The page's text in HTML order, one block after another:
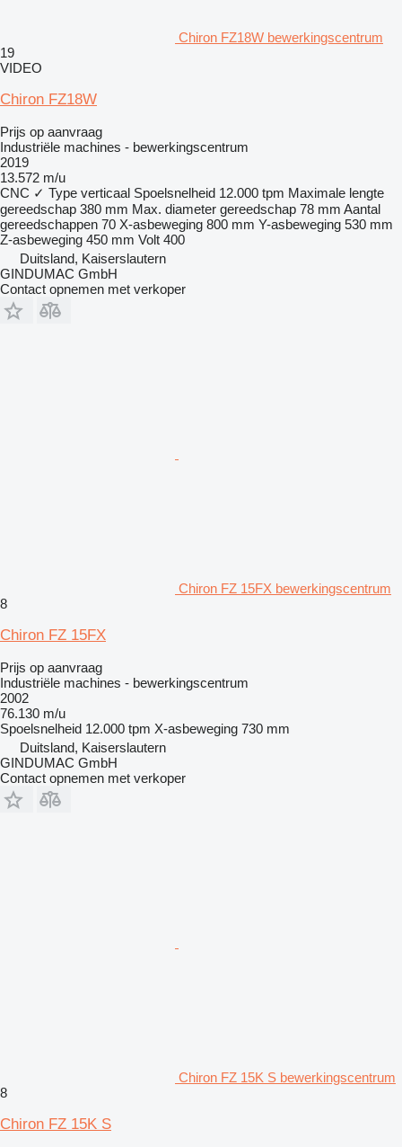
Chiron FZ18W bewerkingscentrum
19
VIDEO
Chiron FZ18W
Prijs op aanvraag
Industriële machines - bewerkingscentrum
2019
13.572 m/u
CNC ✓ Type verticaal Spoelsnelheid 12.000 tpm Maximale lengte
gereedschap 380 mm Max. diameter gereedschap 78 mm Aantal
gereedschappen 70 X-asbeweging 800 mm Y-asbeweging 530 mm
Z-asbeweging 450 mm Volt 400
Duitsland, Kaiserslautern
GINDUMAC GmbH
Contact opnemen met verkoper
Chiron FZ 15FX bewerkingscentrum
8
Chiron FZ 15FX
Prijs op aanvraag
Industriële machines - bewerkingscentrum
2002
76.130 m/u
Spoelsnelheid 12.000 tpm X-asbeweging 730 mm
Duitsland, Kaiserslautern
GINDUMAC GmbH
Contact opnemen met verkoper
Chiron FZ 15K S bewerkingscentrum
8
Chiron FZ 15K S